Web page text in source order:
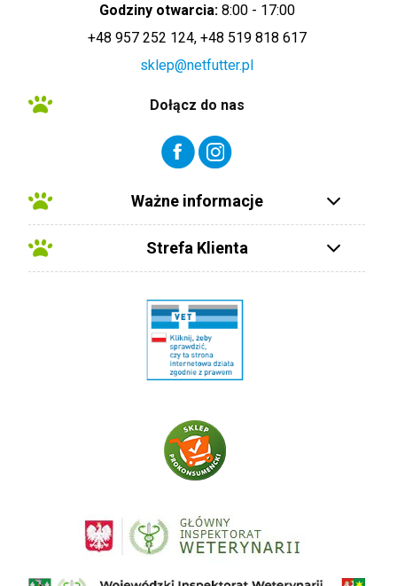
Godziny otwarcia:8:00 - 17:00
+48 957 252 124, +48 519 818 617
sklep@netfutter.pl
Dołącz do nas
Ważne informacje
Strefa Klienta